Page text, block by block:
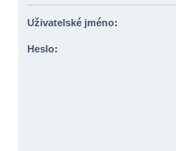
Uživatelské jméno:
Heslo: